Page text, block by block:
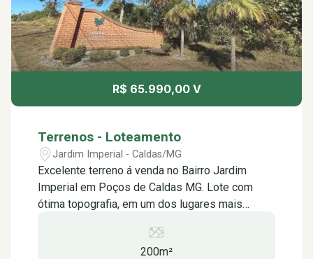
R$ 65.990,00 V
Terrenos - Loteamento
Jardim Imperial - Caldas/MG
Excelente terreno á venda no Bairro Jardim
Imperial em Poços de Caldas MG. Lote com
ótima topografia, em um dos lugares mais
oportunidade para quem busca a tranquilidade
200m²